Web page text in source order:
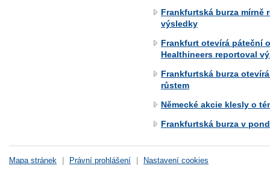
Frankfurtská burza mírně
výsledky
Frankfurt otevírá páteční
Healthineers reportoval
Frankfurtská burza
růstem
Německé akcie klesly o
Frankfurtská burza v
Mapa stránek Právní prohlášení Nastavení cookies